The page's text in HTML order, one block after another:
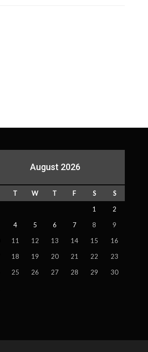
August 2026
T W T F S
S
1
2
4 5 6 7 8
9
11 12 13 14 15
16
18 19 20 21 22
23
25 26 27 28 29
30